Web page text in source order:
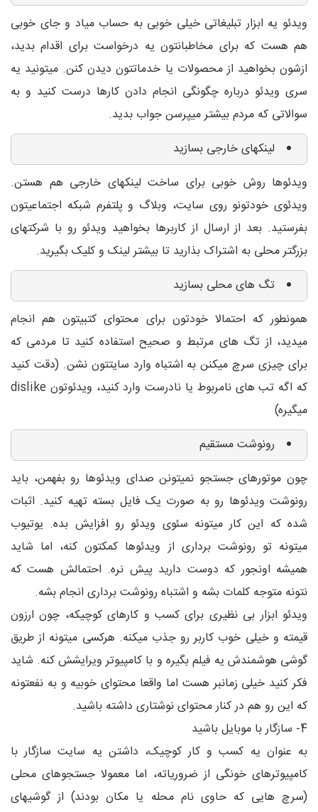
ویدئو یه ابزار تبلیغاتی خیلی خوبی به حساب میاد و جای خوبی
هم هست که برای مخاطبانتون یه درخواست برای اقدام بدید،
ازشون بخواهید از محصولات یا خدماتتون دیدن کنن. میتونید یه
سری ویدئو درباره چگونگی انجام دادن کارها درست کنید و به
سوالاتی که مردم بیشتر میپرسن جواب بدید.
لینکهای خارجی بسازید
ویدئوها روش خوبی برای ساخت لینکهای خارجی هم هستن.
ویدئوی خودتونو روی سایت، وبلاگ و پلتفرم شبکه اجتماعیتون
بفرستید. بعد از ارسال از کاربرها بخواهید ویدئو رو با شرکتهای
بزرگتر محلی به اشتراک بذارید تا بیشتر لینک و کلیک بگیرید.
تگ های محلی بسازید
همونطور که احتمالا خودتون برای محتوای کتبیتون هم انجام
میدید، از تگ های مرتبط و صحیح استفاده کنید تا مردمی که
برای چیزی سرچ میکنن به اشتباه وارد سایتتون نشن. (دقت کنید
که اگه تب های نامربوط یا نادرست وارد کنید، ویدئوتون dislike
میگیره)
رونوشت مستقیم
چون موتورهای جستجو نمیتونن صدای ویدئوها رو بفهمن، باید
رونوشت ویدئوها رو به صورت یک فایل بسته تهیه کنید. اثبات
شده که این کار میتونه سئوی ویدئو رو افزایش بده. یوتیوب
میتونه تو رونوشت برداری از ویدئوها کمکتون کنه، اما شاید
همیشه اونجور که دوست دارید پیش نره. احتمالش هست که
نتونه متوجه کلمات بشه و اشتباه رونوشت برداری انجام بشه.
ویدئو ابزار بی نظیری برای کسب و کارهای کوچیکه، چون ارزون
قیمته و خیلی خوب کاربر رو جذب میکنه. هرکسی میتونه از طریق
گوشی هوشمندش یه فیلم بگیره و با کامپیوتر ویرایشش کنه. شاید
فکر کنید خیلی زمانبر هست اما واقعا محتوای خوبیه و به نفعتونه
که این رو هم در کنار محتوای نوشتاری داشته باشید.
4- سازگار با موبایل باشید
به عنوان یه کسب و کار کوچیک، داشتن یه سایت سازگار با
کامپیوترهای خونگی از ضروریاته، اما معمولا جستجوهای محلی
(سرچ هایی که حاوی نام محله یا مکان بودند) از گوشیهای